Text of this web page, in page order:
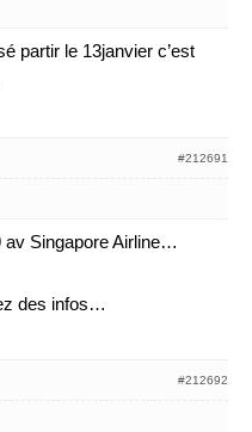
partir le 13janvier c’est
#212691
av Singapore Airline…
des infos…
#212692